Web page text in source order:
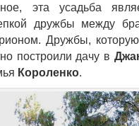
эта усадьба
дружбы между
Дружбы,
построили дачу в
Короленко.